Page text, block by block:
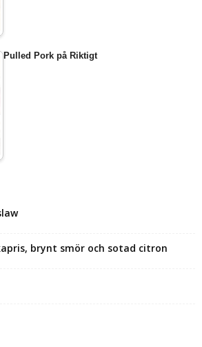
Pulled Pork på Riktigt
brynt smör och sotad citron